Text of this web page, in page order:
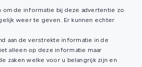
de informatie bij deze advertentie zo
weer te geven. Er kunnen echter
aan de verstrekte informatie in de
alleen op deze informatie maar
zaken welke voor u belangrijk zijn en